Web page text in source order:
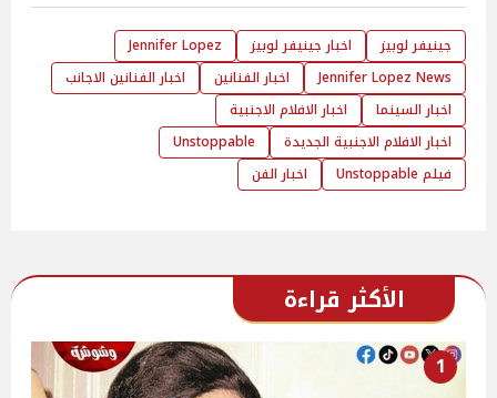
جينيفر لوبيز اخبار جينيفر لوبيز
Jennifer Lopez
Jennifer Lopez News
اخبار الفنانين
اخبار الفنانين الاجانب
اخبار السينما
اخبار الافلام الاجنبية
اخبار الافلام الاجنبية الجديدة
Unstoppable
فيلم Unstoppable
اخبار الفن
الأكثر قراءة
1